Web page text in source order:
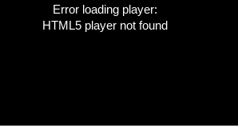
Error loading player:
HTML5 player not found